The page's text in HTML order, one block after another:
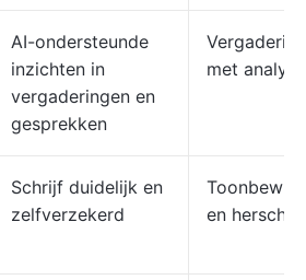
AI-ondersteunde
inzichten in
vergaderingen en
gesprekken
met
Schrijf duidelijk en
zelfverzekerd
en